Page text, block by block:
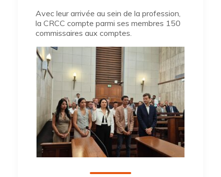
Avec leur arrivée au sein de la profession,
la CRCC compte parmi ses membres 150
commissaires aux comptes.